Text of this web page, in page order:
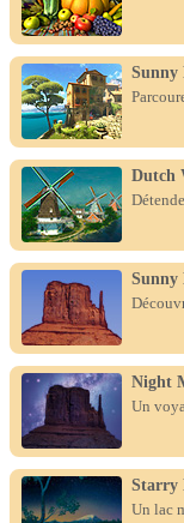
Sunny
Dutch
Sunny
Night
Un
Starry
Un lac